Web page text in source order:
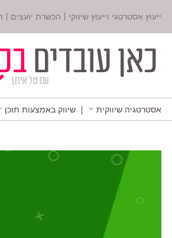
ייעוץ אסטרטגי וייעוץ שיווקי הכשרת יועצים
אסטרטגיה שיווקית שיווק באמצעות תוכן